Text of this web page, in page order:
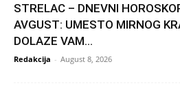
STRELAC – DNEVNI
AVGUST: UMESTO MIRNOG
DOLAZE VAM...
Redakcija - August 8, 2026